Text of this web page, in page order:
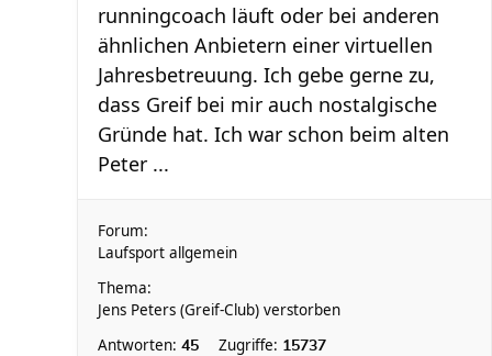
runningcoach läuft oder bei anderen
ähnlichen Anbietern einer virtuellen
Jahresbetreuung. Ich gebe gerne zu,
dass Greif bei mir auch nostalgische
Gründe hat. Ich war schon beim alten
Peter ...
Forum:
Laufsport allgemein
Thema:
Jens Peters (Greif-Club) verstorben
Antworten: 45 Zugriffe: 15737